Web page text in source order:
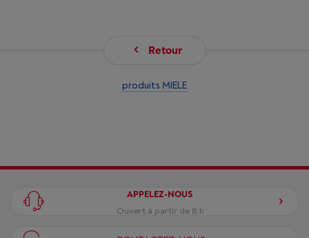
Retour
produits MIELE
APPELEZ-NOUS
Ouvert à partir de 8 h